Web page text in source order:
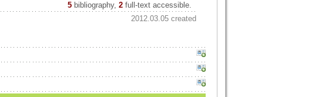
5 bibliography, 2full-text accessible.
2012.03.05 created